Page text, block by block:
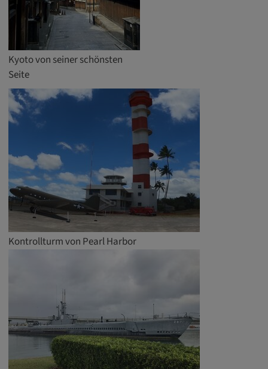
Kyoto von seiner schönsten
Seite
Kontrollturm von Pearl Harbor
Name:
VISITOR_INFO1_LIVE, YSC, CONSENT,
yt.innertube::nextId, yt.innertube::requests,
yt-remote-cast-installed, yt-remote-
app, yt-remote-session-name, IDE,
LOGIN_INFO, PREF, LOGIN_INFO, PREF,
SEARCH_SAMESITE, OGPC, OTZ, NID,
1P_JAR, DSID, APISID, HSID, SSID, SID,
SAPISID, SIDCC, yt-player-headers-
readable,
ytidb::LAST_RESULT_ENTRY_KEY, yt-
player-lv, yt-player-bandaid-host, yt-player-
bandwidth
Anbieter:
youtube.com, google.com, doubleclick.net
Probleme mit dem Dienst zu erkennen und
zu beheben. YSC wird von YouTube
verwendet, um Nutzereingaben zu speichern
und sie den Aktionen eines Nutzers
zuzuordnen.